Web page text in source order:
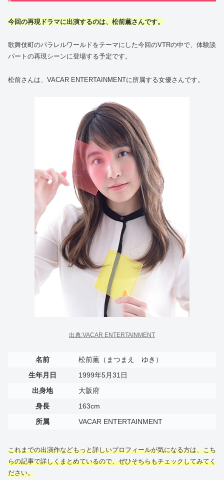
今回の再現ドラマに出演するのは、松前薫さんです。
歌舞伎町のパラレルワールドをテーマにした今回のVTRの中で、体験談
パートの再現シーンに登場する予定です。
松前さんは、VACAR ENTERTAINMENTに所属する女優さんです。
出典:VACAR ENTERTAINMENT
名前
松前薫（まつまえ ゆき）
生年月日
1999年5月31日
出身地
大阪府
身長
163cm
所属
VACAR ENTERTAINMENT
これまでの出演作などもっと詳しいプロフィールが気になる方は、こち
らの記事で詳しくまとめているので、ぜひそちらもチェックしてみてく
ださい。